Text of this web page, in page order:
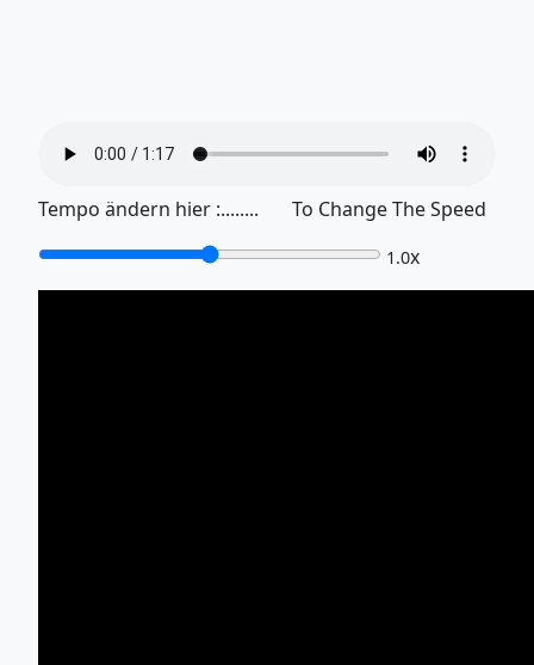
Tempo ändern hier :........ To Change The Speed
1.0x